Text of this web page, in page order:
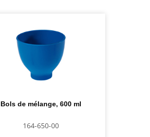
Bols de mélange, 600 ml
164-650-00